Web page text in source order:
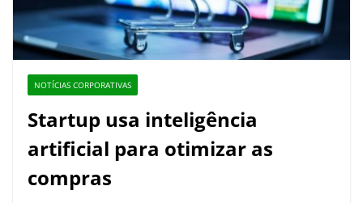
NOTÍCIAS CORPORATIVAS
Startup usa inteligência
artificial para otimizar as
compras